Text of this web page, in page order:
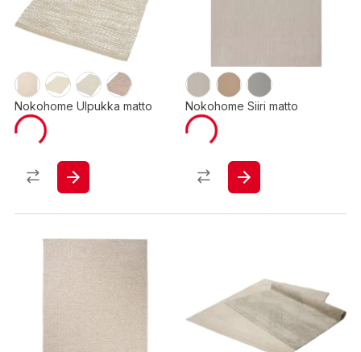
Nokohome Ulpukka matto Nokohome Siiri matto